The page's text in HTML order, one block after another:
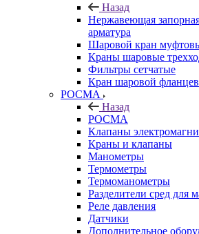
Назад
Нержавеющая
арматура
Шаровой кран
Краны шаровые
Фильтры сетчатые
Кран шаровой
РОСМА
Назад
РОСМА
Клапаны
Краны и клапаны
Манометры
Термометры
Термоманометры
Разделители сред для
Реле давления
Датчики
Дополнительное